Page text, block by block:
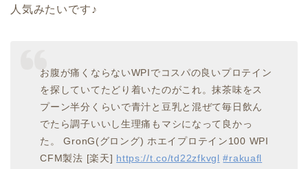
人気みたいです♪
お腹が痛くならないWPIでコスパの良いプロテイン
を探していてたどり着いたのがこれ。抹茶味をス
プーン半分くらいで青汁と豆乳と混ぜて毎日飲ん
でたら調子いいし生理痛もマシになって良かっ
た。 GronG(グロング) ホエイプロテイン100 WPI
CFM製法 [楽天] https://t.co/td22zfkvgl #rakuafl